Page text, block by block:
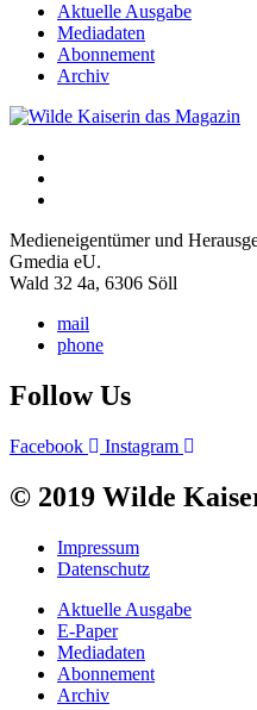
Aktuelle Ausgabe
Mediadaten
Abonnement
Archiv
Medieneigentümer und
Gmedia eU.
Wald 32 4a, 6306 Söll
mail
phone
Follow Us
Facebook Instagram
© 2019 Wilde
Impressum
Datenschutz
Aktuelle Ausgabe
E-Paper
Mediadaten
Abonnement
Archiv